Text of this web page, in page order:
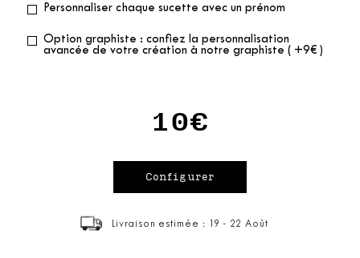
Personnaliser chaque sucette avec un prénom
Option graphiste : confiez la personnalisation
avancée de votre création à notre graphiste ( +9€ )
10€
Livraison estimée : 19 - 22 Août